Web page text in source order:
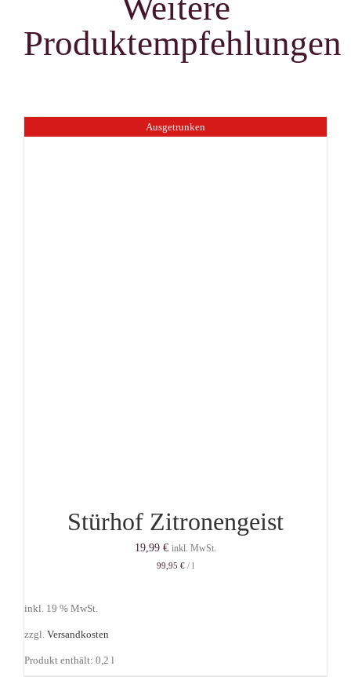
Produktempfehlungen
Ausgetrunken
Stürhof Zitronengeist
19,99 € inkl. MwSt.
99,95 € / l
inkl. 19 % MwSt.
zzgl. Versandkosten
Produkt enthält: 0,2 l